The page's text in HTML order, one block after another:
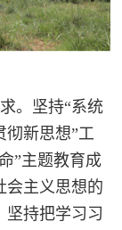
。坚持“系统
彻新思想”工
”主题教育成
会主义思想的
坚持把学习习